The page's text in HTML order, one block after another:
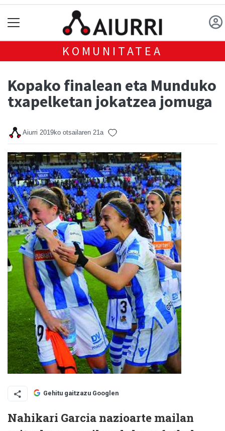
KOMUNITATEA
Kopako finalean eta Munduko
txapelketan jokatzea jomuga
Aiurri 2019ko otsailaren 21a
Gehitu gaitzazu Googlen
Nahikari Garcia nazioarte mailan